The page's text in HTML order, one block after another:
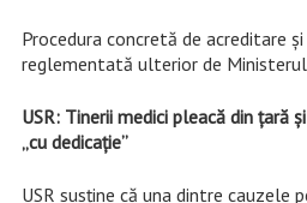
Procedura concretă de acreditare
reglementată ulterior de
USR: Tinerii medici pleacă din țară
„cu dedicație”
USR susține că una dintre cauzele